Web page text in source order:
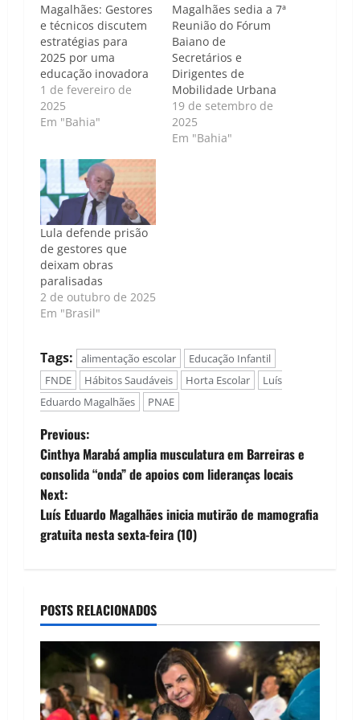
Magalhães: Gestores
e técnicos discutem
estratégias para
2025 por uma
educação inovadora
1 de fevereiro de
2025
Em "Bahia"
Magalhães sedia a 7ª
Reunião do Fórum
Baiano de
Secretários e
Dirigentes de
Mobilidade Urbana
19 de setembro de
2025
Em "Bahia"
Lula defende prisão
de gestores que
deixam obras
paralisadas
2 de outubro de 2025
Em "Brasil"
Tags: alimentação escolar
Educação Infantil
FNDE
Hábitos Saudáveis Horta Escolar
Luís
Eduardo Magalhães
PNAE
P
o
s
t
a
v
i
g
Previous:
Cinthya Marabá amplia musculatura em Barreiras e
consolida “onda” de apoios com lideranças locais
Next:
Luís Eduardo Magalhães inicia mutirão de mamografia
gratuita nesta sexta-feira (10)
POSTS RELACIONADOS